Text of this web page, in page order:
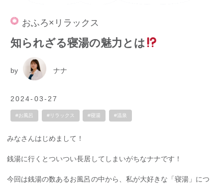
おふろ×リラックス
知られざる寝湯の魅力とは
by ナナ
2024-03-27
#お風呂 #リラックス #寝湯 #温泉
みなさんはじめまして！
銭湯に行くとついつい長居してしまいがちなナナです！
今回は銭湯の数あるお風呂の中から、私が大好きな「寝湯」につ